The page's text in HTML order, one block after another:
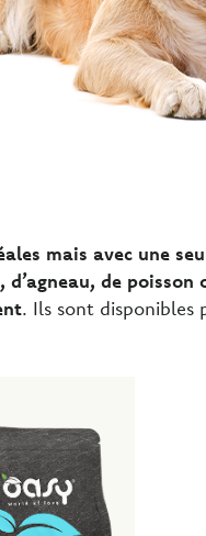
mais avec une
d’agneau, de
. Ils sont disponibles